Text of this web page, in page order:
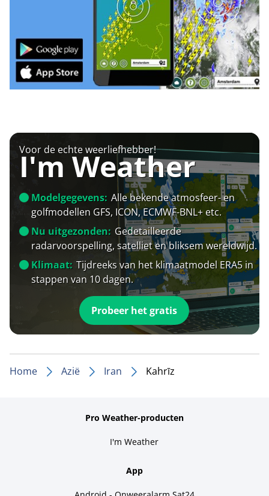
Voor de echte weerliefhebber!
I'm Weather
Modelgegevens: Alle bekende atmosfeer- en
golfmodellen GFS, ICON, ECMWF-BNL+ etc.
Nu uitgezonden: Gedetailleerde
radarvoorspelling, satelliet en bliksem wereldwijd.
Klimaat: Tijdreeks van het klimaatmodel ERA5 in
stappen van 10 dagen.
Probeer het gratis
Home Azië Iran Kahrīz
Pro Weather-producten
I'm Weather
App